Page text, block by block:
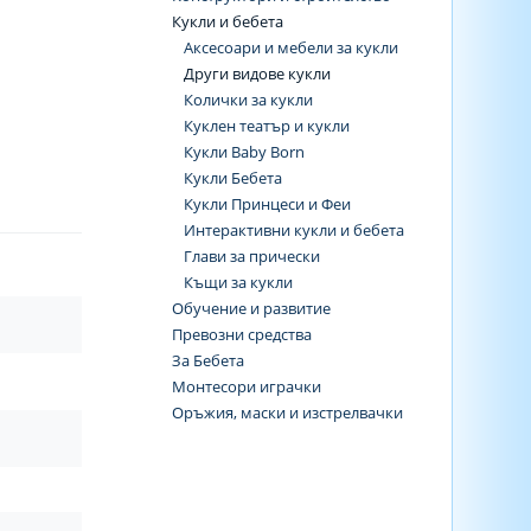
Кукли и бебета
Аксесоари и мебели за кукли
Други видове кукли
Колички за кукли
Куклен театър и кукли
Кукли Baby Born
Кукли Бебета
Кукли Принцеси и Феи
Интерактивни кукли и бебета
Глави за прически
Къщи за кукли
Обучение и развитие
Превозни средства
За Бебета
Монтесори играчки
Оръжия, маски и изстрелвачки